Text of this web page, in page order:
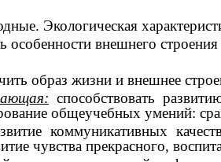
Экологическая
особенности внешнего
образ жизни и внешнее
способствовать
общеучебных умений:
коммуникативных
чувства прекрасного,